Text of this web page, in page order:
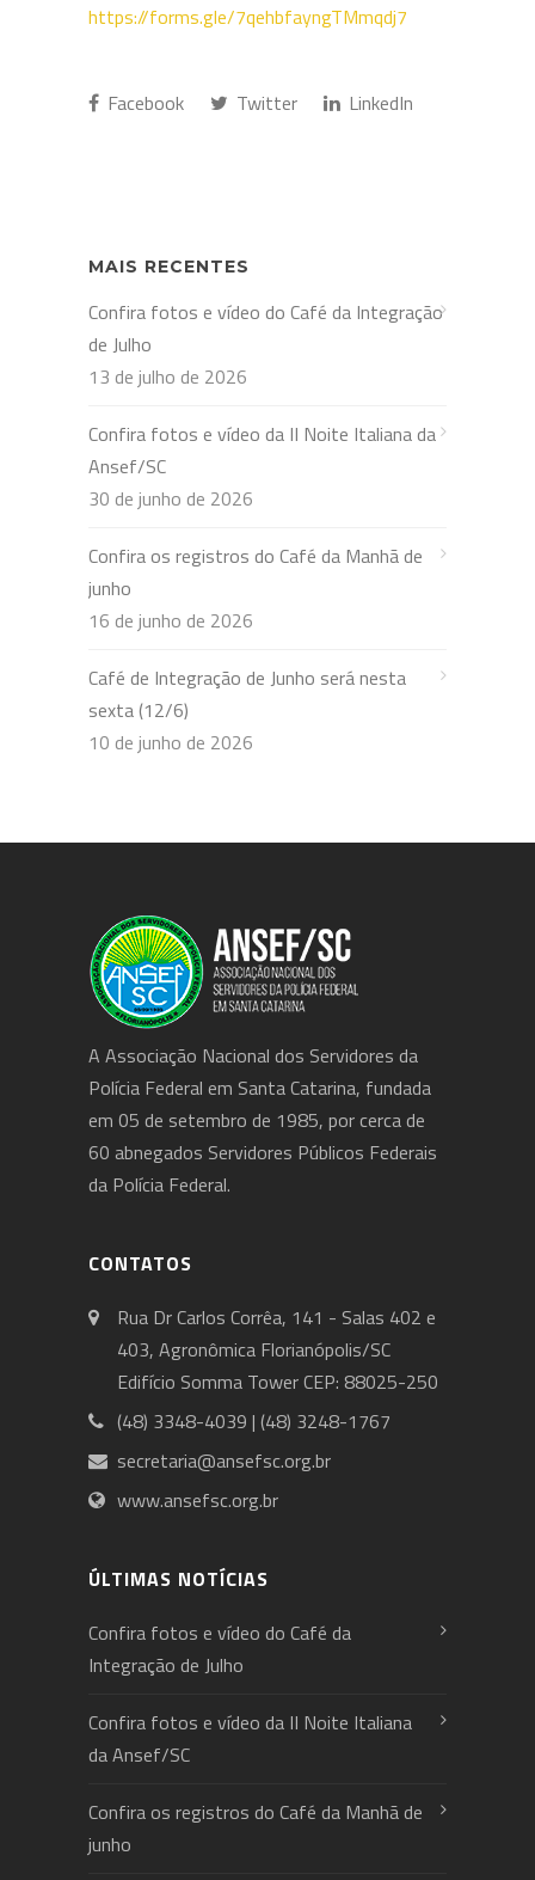
https://forms.gle/7qehbfayngTMmqdj7
Facebook Twitter LinkedIn
MAIS RECENTES
Confira fotos e vídeo do Café da Integração
de Julho
13 de julho de 2026
Confira fotos e vídeo da II Noite Italiana da
Ansef/SC
30 de junho de 2026
Confira os registros do Café da Manhã de
junho
16 de junho de 2026
Café de Integração de Junho será nesta
sexta (12/6)
10 de junho de 2026
A Associação Nacional dos Servidores da
Polícia Federal em Santa Catarina, fundada
em 05 de setembro de 1985, por cerca de
60 abnegados Servidores Públicos Federais
da Polícia Federal.
CONTATOS
Rua Dr Carlos Corrêa, 141 - Salas 402 e
403, Agronômica Florianópolis/SC
Edifício Somma Tower CEP: 88025-250
(48) 3348-4039 | (48) 3248-1767
secretaria@ansefsc.org.br
www.ansefsc.org.br
ÚLTIMAS NOTÍCIAS
Confira fotos e vídeo do Café da
Integração de Julho
Confira fotos e vídeo da II Noite Italiana
da Ansef/SC
Confira os registros do Café da Manhã de
junho